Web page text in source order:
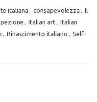
italiana consapevolezza
Il
Italian art
Italian
Rinascimento italiano
Self-